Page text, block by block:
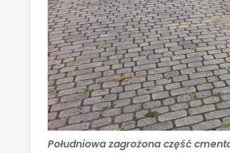
Południowa zagrożona część